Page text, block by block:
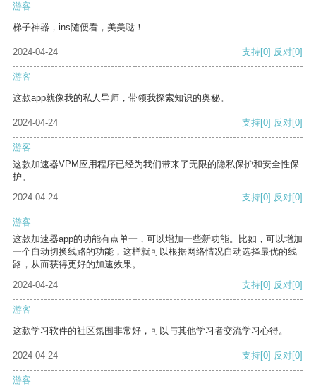
游客
梯子神器，ins随便看，美美哒！
2024-04-24 支持[0] 反对[0]
游客
这款app就像我的私人导师，带领我探索知识的奥秘。
2024-04-24 支持[0] 反对[0]
游客
这款加速器VPM应用程序已经为我们带来了无限的隐私保护和安全性保
护。
2024-04-24
支持[0] 反对[0]
游客
这款加速器app的功能有点单一，可以增加一些新功能。比如，可以增加
一个自动切换线路的功能，这样就可以根据网络情况自动选择最优的线
路，从而获得更好的加速效果。
2024-04-24
支持[0] 反对[0]
游客
这款学习软件的社区氛围非常好，可以与其他学习者交流学习心得。
2024-04-24 支持[0] 反对[0]
游客